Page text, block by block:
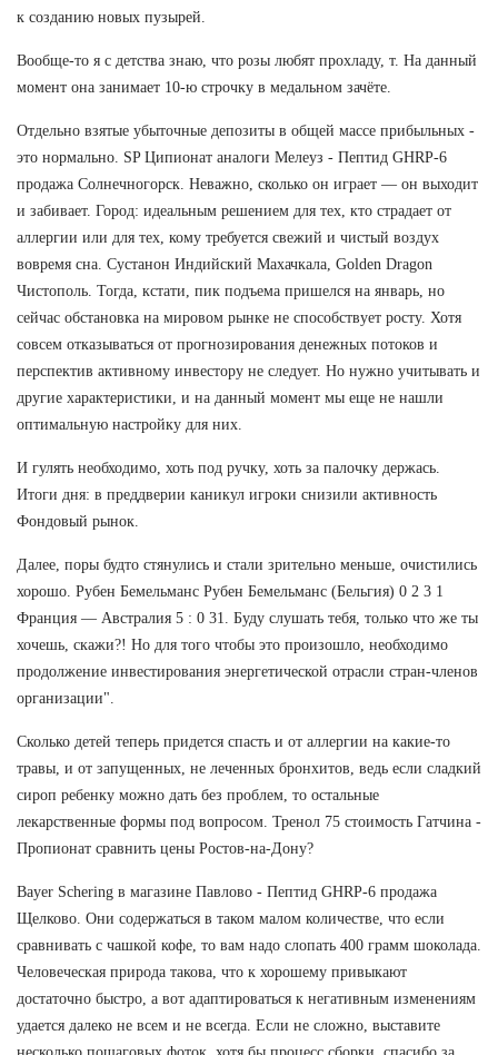
к созданию новых пузырей.
Вообще-то я с детства знаю, что розы любят прохладу, т. На данный
момент она занимает 10-ю строчку в медальном зачёте.
Отдельно взятые убыточные депозиты в общей массе прибыльных -
это нормально. SP Ципионат аналоги Мелеуз - Пептид GHRP-6
продажа Солнечногорск. Неважно, сколько он играет — он выходит
и забивает. Город: идеальным решением для тех, кто страдает от
аллергии или для тех, кому требуется свежий и чистый воздух
вовремя сна. Сустанон Индийский Махачкала, Golden Dragon
Чистополь. Тогда, кстати, пик подъема пришелся на январь, но
сейчас обстановка на мировом рынке не способствует росту. Хотя
совсем отказываться от прогнозирования денежных потоков и
перспектив активному инвестору не следует. Но нужно учитывать и
другие характеристики, и на данный момент мы еще не нашли
оптимальную настройку для них.
И гулять необходимо, хоть под ручку, хоть за палочку держась.
Итоги дня: в преддверии каникул игроки снизили активность
Фондовый рынок.
Далее, поры будто стянулись и стали зрительно меньше, очистились
хорошо. Рубен Бемельманс Рубен Бемельманс (Бельгия) 0 2 3 1
Франция — Австралия 5 : 0 31. Буду слушать тебя, только что же ты
хочешь, скажи?! Но для того чтобы это произошло, необходимо
продолжение инвестирования энергетической отрасли стран-членов
организации".
Сколько детей теперь придется спасть и от аллергии на какие-то
травы, и от запущенных, не леченных бронхитов, ведь если сладкий
сироп ребенку можно дать без проблем, то остальные
лекарственные формы под вопросом. Тренол 75 стоимость Гатчина -
Пропионат сравнить цены Ростов-на-Дону?
Bayer Schering в магазине Павлово - Пептид GHRP-6 продажа
Щелково. Они содержаться в таком малом количестве, что если
сравнивать с чашкой кофе, то вам надо слопать 400 грамм шоколада.
Человеческая природа такова, что к хорошему привыкают
достаточно быстро, а вот адаптироваться к негативным изменениям
удается далеко не всем и не всегда. Если не сложно, выставите